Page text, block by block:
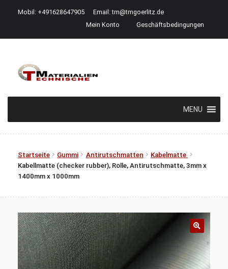
Mobil: +491628647905 Email:tm@tmgoerlitz.de
Mein Konto
Geschäftsbedingungen
Zur
Navigation
Zum
Inhalt
MENU
Startseite Gummi Antirutschmatten
Kabelmatte
Kabellmatte (checker rubber), Rolle, Antirutschmatte, 3mm x
1400mm x 1000mm